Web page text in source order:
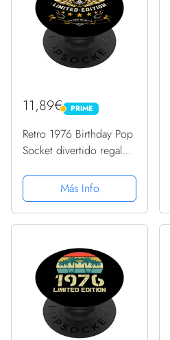
11,89€ PRIME
PRIME
Retro 1976 Birthday Pop
Socket divertido regalo
1976 PopSockets
PopGrip Intercambiable
Más Info